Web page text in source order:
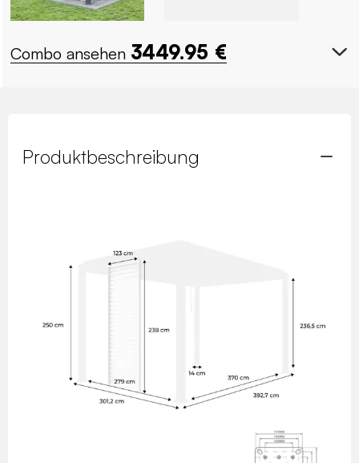
Combo ansehen 3449.95 €
Produktbeschreibung